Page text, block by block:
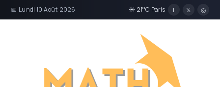
📅 Lundi 10 Août 2026 ☀ 21°C Paris f 𝕏 ◎